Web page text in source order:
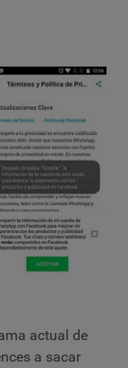
actual de
a sacar